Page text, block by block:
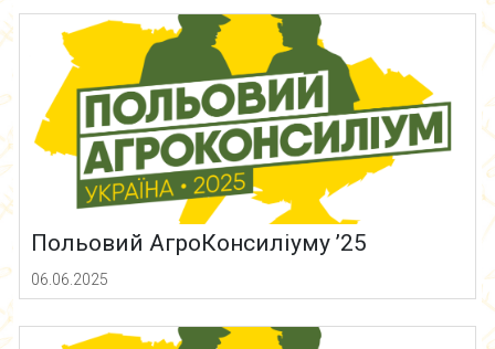
Польовий АгроКонсиліуму ’25
06.06.2025